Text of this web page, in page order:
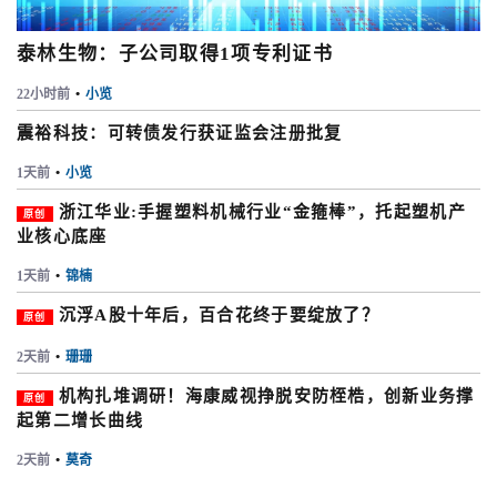
泰林生物：子公司取得1项专利证书
22小时前 • 小览
震裕科技：可转债发行获证监会注册批复
1天前 • 小览
原创
浙江华业:手握塑料机械行业“金箍棒”，托起塑机产
业核心底座
1天前 • 锦楠
原创 沉浮A股十年后，百合花终于要绽放了？
2天前 • 珊珊
原创
机构扎堆调研！海康威视挣脱安防桎梏，创新业务撑
起第二增长曲线
2天前 • 莫奇